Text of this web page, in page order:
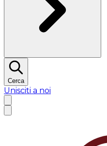
Cerca
Unisciti a noi